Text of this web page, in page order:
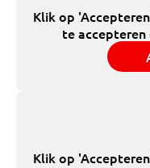
Klik op
te accepteren
Klik op